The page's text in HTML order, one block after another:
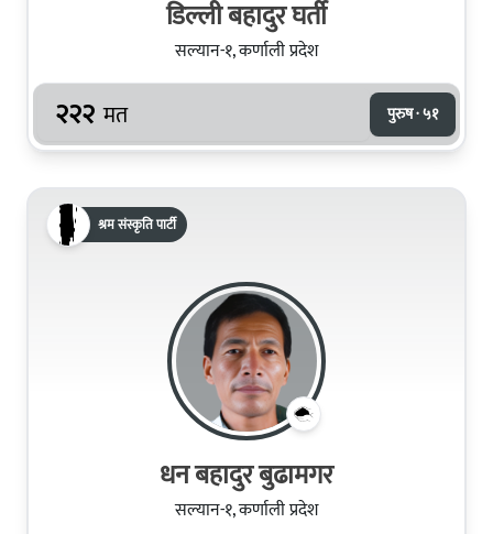
डिल्ली बहादुर घर्ती
सल्यान-१, कर्णाली प्रदेश
२२२ मत पुरुष · ५१
श्रम संस्कृति पार्टी
धन बहादुर बुढामगर
सल्यान-१, कर्णाली प्रदेश